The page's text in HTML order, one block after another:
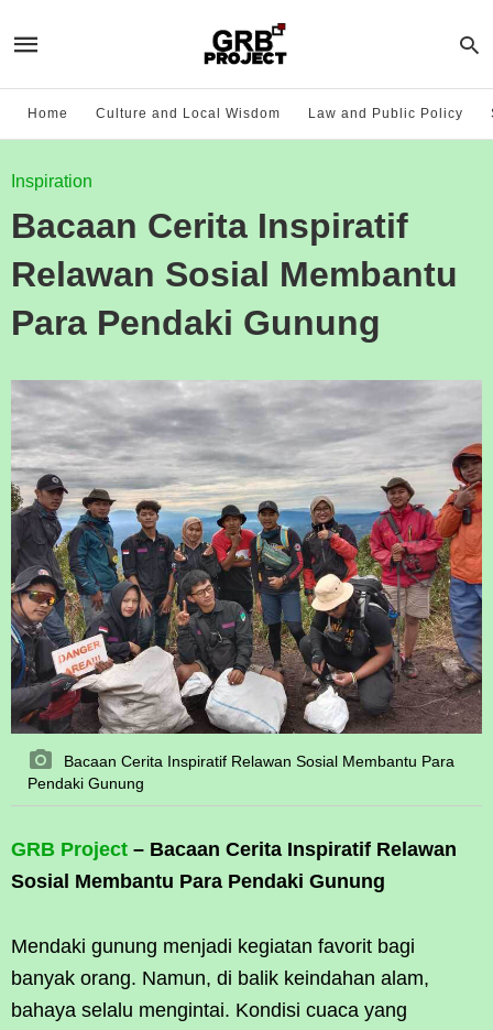
Home Culture and Local Wisdom Law and Public Policy
Inspiration
Bacaan Cerita Inspiratif
Relawan Sosial Membantu
Para Pendaki Gunung
Bacaan Cerita Inspiratif Relawan Sosial Membantu Para
Pendaki Gunung
GRB Project – Bacaan Cerita Inspiratif Relawan
Sosial Membantu Para Pendaki Gunung
Mendaki gunung menjadi kegiatan favorit bagi
banyak orang. Namun, di balik keindahan alam,
bahaya selalu mengintai. Kondisi cuaca yang